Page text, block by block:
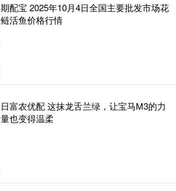
期配宝 2025年10月4日全国主要批发市场花
鲢活鱼价格行情
日富农优配 这抹龙舌兰绿，让宝马M3的力
量也变得温柔